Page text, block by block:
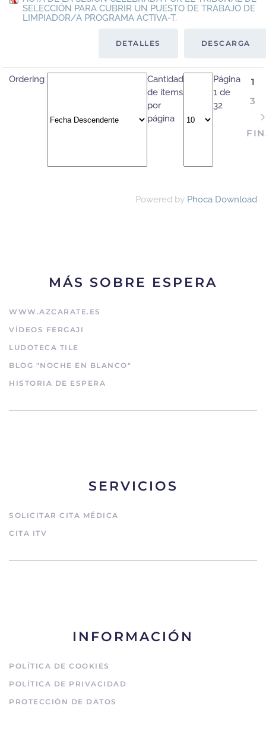
SELECCIÓN PARA CUBRIR UN PUESTO DE TRABAJO DE
LIMPIADOR/A PROGRAMA ACTIVA-T.
DESCARGA
DETALLES
Ordering
Cantidad
de ítems
por
página
Página
1 de
32
1
3
Powered by Phoca Download
MÁS SOBRE ESPERA
WWW.AZCARATE.ES
VÍDEOS FERGAJI
LUDOTECA TILE
BLOG "NOCHE EN BLANCO"
HISTORIA DE ESPERA
SERVICIOS
SOLICITAR CITA MÉDICA
CITA ITV
INFORMACIÓN
POLÍTICA DE COOKIES
POLÍTICA DE PRIVACIDAD
PROTECCIÓN DE DATOS